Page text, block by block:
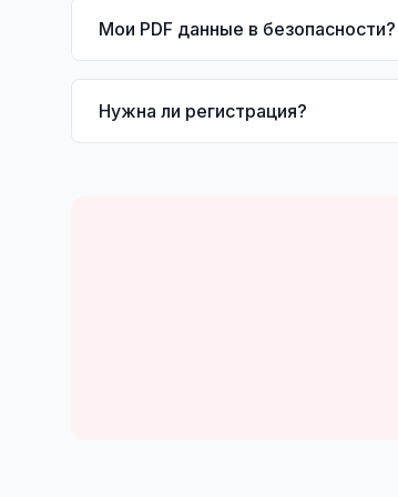
Мои PDF данные в безопасности?
Нужна ли регистрация?